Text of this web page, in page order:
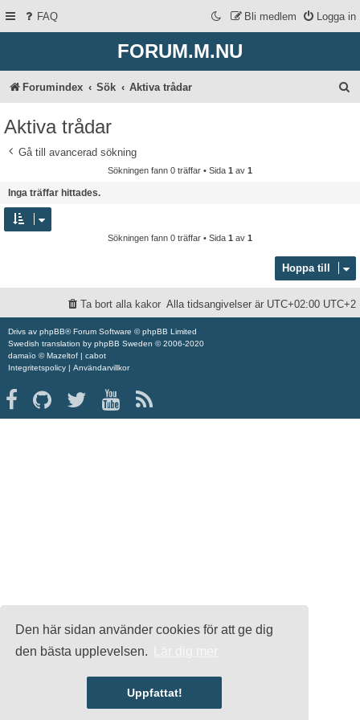
Den här sidan använder cookies för att ge dig
den bästa upplevelsen.
Uppfattat!
FAQ Logga in
Bli medlem
FORUM.M.NU
Forumindex Sök Aktiva trådar
Aktiva trådar
Gå till avancerad sökning
Sökningen fann 0 träffar • Sida 1 av 1
Inga träffar hittades.
Sökningen fann 0 träffar • Sida 1 av 1
Hoppa till
Alla tidsangivelser är UTC+02:00 UTC+2
Ta bort alla kakor
Drivs av phpBB® Forum Software © phpBB Limited
Swedish translation by phpBB Sweden © 2006-2020
damaïo © Mazeltof
cabot
Integritetspolicy
Användarvillkor